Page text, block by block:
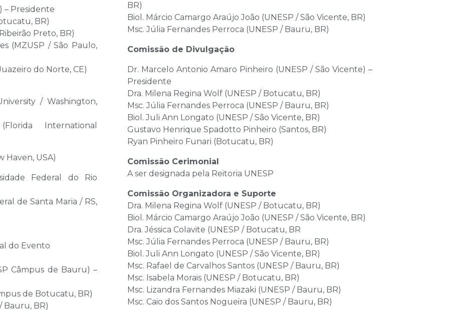
– Presidente
BR)
Preto, BR)
(MZUSP / São Paulo,
do Norte, CE)
/ Washington,
International
Haven, USA)
Federal do Rio
de Santa Maria / RS,
do Evento
Câmpus de Bauru) –
de Botucatu, BR)
Bauru, BR)
BR)
Biol. Márcio Camargo Araújo João (UNESP / São Vicente, BR)
Msc. Júlia Fernandes Perroca (UNESP / Bauru, BR)
Comissão de Divulgação
Dr. Marcelo Antonio Amaro Pinheiro (UNESP / São Vicente) –
Presidente
Dra. Milena Regina Wolf (UNESP / Botucatu, BR)
Msc. Júlia Fernandes Perroca (UNESP / Bauru, BR)
Biol. Juli Ann Longato (UNESP / São Vicente, BR)
Gustavo Henrique Spadotto Pinheiro (Santos, BR)
Ryan Pinheiro Funari (Botucatu, BR)
Comissão Cerimonial
A ser designada pela Reitoria UNESP
Comissão Organizadora e Suporte
Dra. Milena Regina Wolf (UNESP / Botucatu, BR)
Biol. Márcio Camargo Araújo João (UNESP / São Vicente, BR)
Dra. Jéssica Colavite (UNESP / Botucatu, BR
Msc. Júlia Fernandes Perroca (UNESP / Bauru, BR)
Biol. Juli Ann Longato (UNESP / São Vicente, BR)
Msc. Rafael de Carvalhos Santos (UNESP / Bauru, BR)
Msc. Isabela Morais (UNESP / Botucatu, BR)
Msc. Lizandra Fernandes Miazaki (UNESP / Bauru, BR)
Msc. Caio dos Santos Nogueira (UNESP / Bauru, BR)